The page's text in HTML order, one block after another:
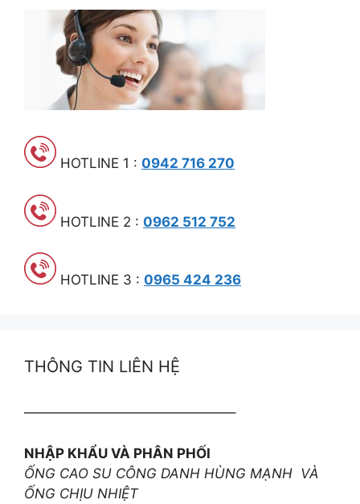
HOTLINE 1 : 0942 716 270
HOTLINE 2 : 0962 512 752
HOTLINE 3 : 0965 424 236
THÔNG TIN LIÊN HỆ
———————————————–
NHẬP KHẨU VÀ PHÂN PHỐI
ỐNG CAO SU CÔNG DANH HÙNG MẠNH VÀ
ỐNG CHỊU NHIỆT